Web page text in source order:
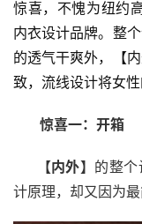
惊喜，不愧为纽约
内衣设计品牌。整
的透气干爽外，【
致，流线设计将女性
惊喜一：开箱
【内外】 的整
计原理，却又因为